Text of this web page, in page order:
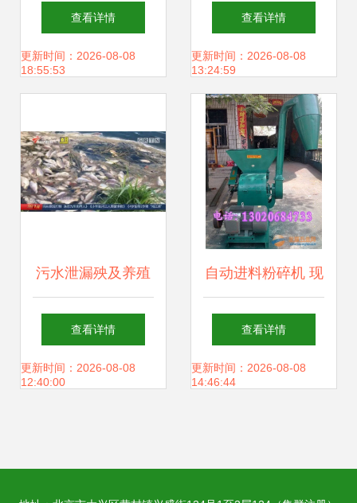
畜牧饲料科技与经
济高层论坛 洞察趋
饲料销售新蓝图
查看详情
更新时间：2026-08-08
18:55:53
厂 多功能畜牧饲料
搅拌机报价、补贴
政策与产品解析
查看详情
更新时间：2026-08-08
13:24:59
污水泄漏殃及养殖
业，饶平食品厂被
查实却赔偿无门，
查看详情
更新时间：2026-08-08
12:40:00
自动进料粉碎机 现
代畜牧渔业高效生
产的得力助手
查看详情
更新时间：2026-08-08
14:46:44